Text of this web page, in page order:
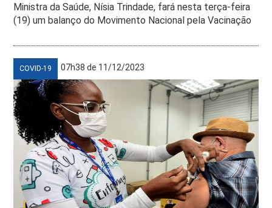
Ministra da Saúde, Nísia Trindade, fará nesta terça-feira
(19) um balanço do Movimento Nacional pela Vacinação
COVID-19 07h38 de 11/12/2023